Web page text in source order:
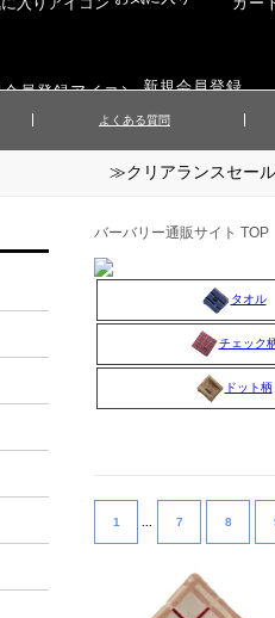
新規会員登録
▲レディーススカート
▲靴下・ソックス
よくある質問
≫クリアランスセー
バーバリー通販サイト TOP
タオル
チェック
ドット柄
1 7 8